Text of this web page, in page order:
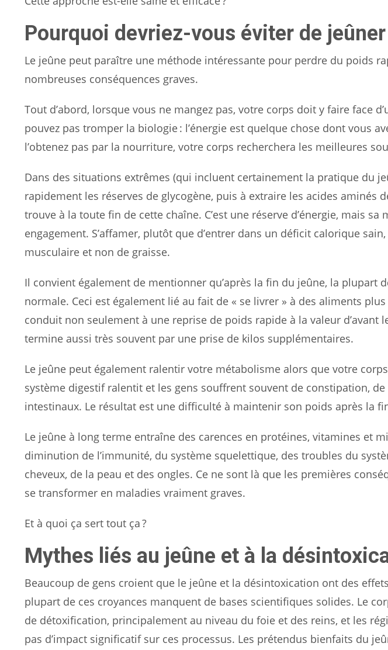
Pourquoi devriez-vous éviter de
Le jeûne peut paraître une méthode intéressante pour perdre du poids
nombreuses conséquences graves.
Tout d’abord, lorsque vous ne mangez pas, votre corps doit y faire face
pouvez pas tromper la biologie : l’énergie est quelque chose dont vous
l’obtenez pas par la nourriture, votre corps recherchera les meilleures
Dans des situations extrêmes (qui incluent certainement la pratique du
rapidement les réserves de glycogène, puis à extraire les acides aminés
trouve à la toute fin de cette chaîne. C’est une réserve d’énergie, mais
engagement. S’affamer, plutôt que d’entrer dans un déficit calorique
musculaire et non de graisse.
Il convient également de mentionner qu’après la fin du jeûne, la plupart
normale. Ceci est également lié au fait de « se livrer » à des aliments
conduit non seulement à une reprise de poids rapide à la valeur d’avant
termine aussi très souvent par une prise de kilos supplémentaires.
Le jeûne peut également ralentir votre métabolisme alors que votre corps
système digestif ralentit et les gens souffrent souvent de constipation,
intestinaux. Le résultat est une difficulté à maintenir son poids après la
Le jeûne à long terme entraîne des carences en protéines, vitamines et
diminution de l’immunité, du système squelettique, des troubles du
cheveux, de la peau et des ongles. Ce ne sont là que les premières
se transformer en maladies vraiment graves.
Et à quoi ça sert tout ça ?
Mythes liés au jeûne et à la
Beaucoup de gens croient que le jeûne et la désintoxication ont des
plupart de ces croyances manquent de bases scientifiques solides. Le
de détoxification, principalement au niveau du foie et des reins, et les
pas d’impact significatif sur ces processus. Les prétendus bienfaits du